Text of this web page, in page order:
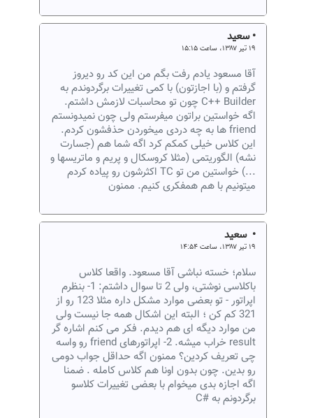
• سعید
آقا مسعود یادم رفت بگم من این کد رو دیروز
گرفتم و (با اجازتون) با کمی تغییرات برگردوندم به
C++ Builder چون تو محاسبات لازمش داشتم.
اگه خواستین براتون میفرستم ولی چون نمیدونستم
friend ها به چه دردی میخوردن حذفشون کردم.
این کلاس خیلی کمکم کرد اگه شما هم (جسارت
نشه) الگوریتمی (مثلا کروسکال و پریم و ماتریسها و
...) خواستین من تو TC اکثرشون رو پیاده کردم
میتونیم با هم همفکری کنیم. ممنون
• سعید
سلام؛ خسته نباشی آقا مسعود. واقعا کلاس
باکلاسی نوشتی، ولی 2 تا سوال داشتم: 1- بنظرم
اپراتور - تو بعضی موارد مشکل داره مثلا 123 رو از
321 کم کن ؛ البته این اشکال همه جا نیست ولی
من موارد دیگه ای هم دیدم. فکر می کنم اشاره گر
result خراب میشه. 2- اپراتورهای friend رو واسه
چی تعریف کردین؟ ممنون اگه حداقل جواب دومی
رو بدین. چون بدون اونا هم کلاس کامله . ضمنا
اگه اجازه بدی میخوام با بعضی تغییرات کلاسو
برگردونم به #C